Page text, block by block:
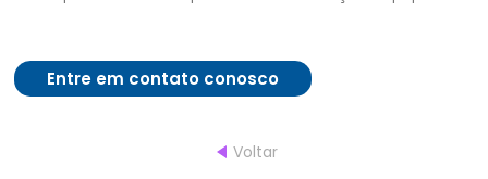
Entre em contato conosco
Voltar